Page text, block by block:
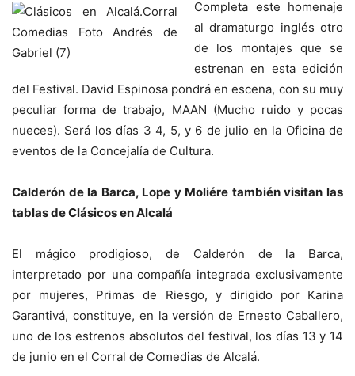
Completa este homenaje
al dramaturgo inglés otro
de los montajes que se
estrenan en esta edición
del Festival. David Espinosa pondrá en escena, con su muy
peculiar forma de trabajo, MAAN (Mucho ruido y pocas
nueces). Será los días 3 4, 5, y 6 de julio en la Oficina de
eventos de la Concejalía de Cultura.
Calderón de la Barca, Lope y Moliére también visitan las
tablas de Clásicos en Alcalá
El mágico prodigioso, de Calderón de la Barca,
interpretado por una compañía integrada exclusivamente
por mujeres, Primas de Riesgo, y dirigido por Karina
Garantivá, constituye, en la versión de Ernesto Caballero,
uno de los estrenos absolutos del festival, los días 13 y 14
de junio en el Corral de Comedias de Alcalá.